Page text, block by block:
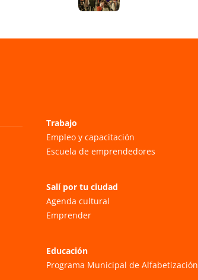
Trabajo
Empleo y capacitación
Escuela de emprendedores
Salí por tu ciudad
Agenda cultural
Emprender
Educación
Programa Municipal de Alfabetización